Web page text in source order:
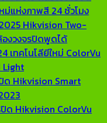
ม่แห่งภาพสี 24 ชั่วโมง
Hikvision Two-
งวงจรปิดพูดได้
เทคโนโลียีใหม่ ColorVu
Light
ด Hikvision Smart
ด Hikvision ColorVu